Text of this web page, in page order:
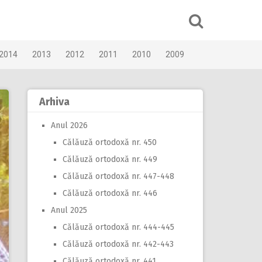
2013 2012 2011 2010 2009
Arhiva
Anul 2026
Călăuză ortodoxă nr. 450
Călăuză ortodoxă nr. 449
Călăuză ortodoxă nr. 447-448
Călăuză ortodoxă nr. 446
Anul 2025
Călăuză ortodoxă nr. 444-445
Călăuză ortodoxă nr. 442-443